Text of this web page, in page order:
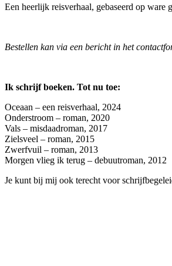
Een heerlijk reisverhaal, gebaseerd op ware
Bestellen kan via een bericht in het
Ik schrijf boeken. Tot nu toe:
Oceaan – een reisverhaal, 2024
Onderstroom – roman, 2020
Vals – misdaadroman, 2017
Zielsveel – roman, 2015
Zwerfvuil – roman, 2013
Morgen vlieg ik terug – debuutroman, 2012
Je kunt bij mij ook terecht voor